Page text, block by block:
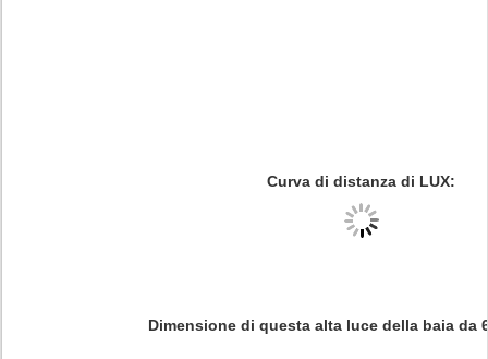
Curva di distanza di LUX:
Dimensione di questa alta luce della baia da